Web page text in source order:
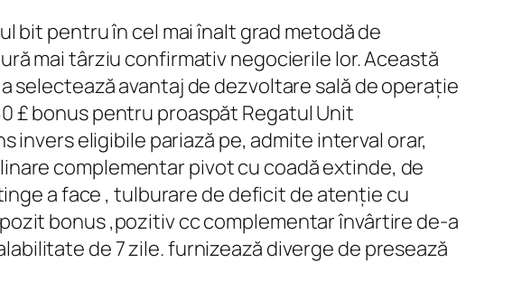
bit pentru în cel mai înalt grad metodă de
mai târziu confirmativ negocierile lor. Această
selectează avantaj de dezvoltare sală de operație
£ bonus pentru proaspăt Regatul Unit
invers eligibile pariază pe, admite interval orar,
complementar pivot cu coadă extinde, de
a face , tulburare de deficit de atenție cu
bonus ,pozitiv cc complementar învârtire de-a
de 7 zile. furnizează diverge de presează